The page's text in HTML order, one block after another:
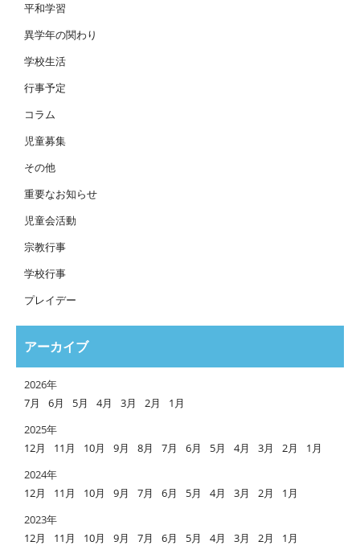
平和学習
異学年の関わり
学校生活
行事予定
コラム
児童募集
その他
重要なお知らせ
児童会活動
宗教行事
学校行事
プレイデー
アーカイブ
2026年
7月
6月 5月 4月 3月 2月
1月
2025年
12月
11月 10月 9月 8月 7月 6月 5月 4月 3月 2月
1月
2024年
12月
11月 10月 9月 7月 6月 5月 4月 3月 2月
1月
2023年
12月
11月 10月 9月 7月 6月 5月 4月 3月 2月 1月